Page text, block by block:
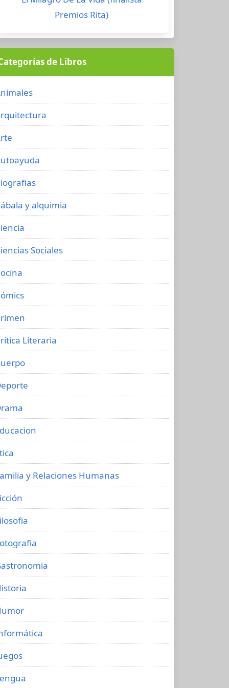
Premios Rita)
de Libros
y alquimia
Sociales
Literaria
y Relaciones Humanas